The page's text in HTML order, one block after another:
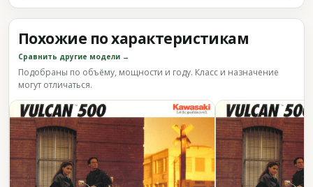
Похожие по характеристикам
Сравнить другие модели →
Подобраны по объёму, мощности и году. Класс и назначение
могут отличаться.